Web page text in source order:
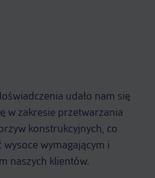
udało nam się
w zakresie przetwarzania
konstrukcyjnych, co
wymagającym i
naszych klientów.